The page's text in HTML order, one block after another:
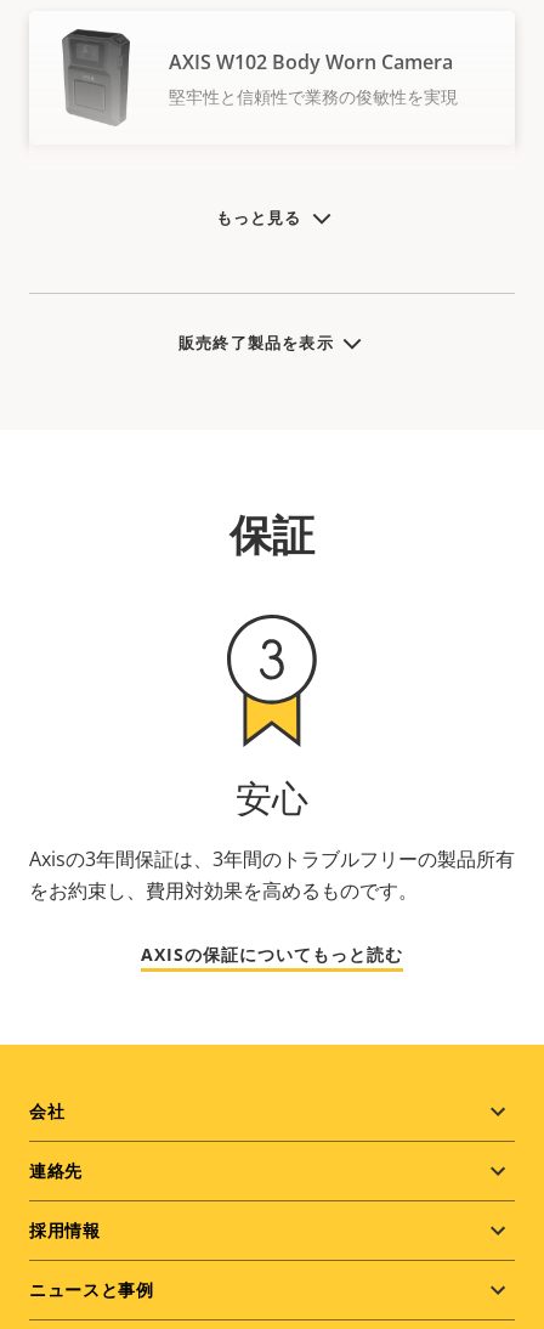
もっと見る
AXIS W102 Body Worn Camera
堅牢性と信頼性で業務の俊敏性を実現
販売終了製品を表示
保証
安心
Axisの3年間保証は、3年間のトラブルフリーの製品所有
をお約束し、費用対効果を高めるものです。
AXISの保証についてもっと読む
Footer
menu
会社
連絡先
採用情報
ニュースと事例